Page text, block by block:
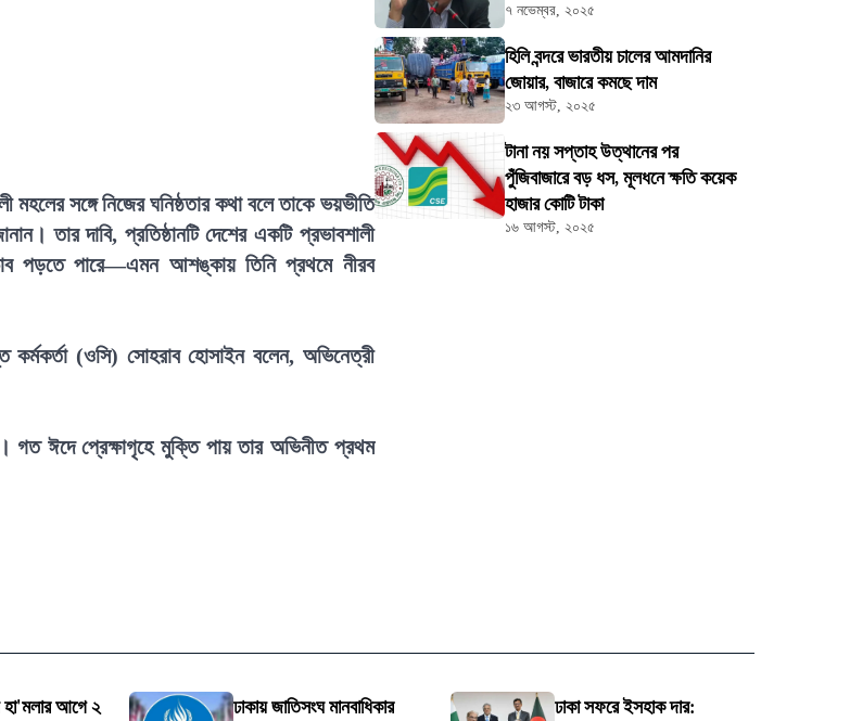
সঙ্গে নিজের ঘনিষ্ঠতার কথা বলে তাকে ভয়ভীতি
তার দাবি, প্রতিষ্ঠানটি দেশের একটি প্রভাবশালী
পড়তে পারে—এমন আশঙ্কায় তিনি প্রথমে নীরব
কর্মকর্তা (ওসি) সোহরাব হোসাইন বলেন, অভিনেত্রী
গত ঈদে প্রেক্ষাগৃহে মুক্তি পায় তার অভিনীত প্রথম
৭ নভেম্বর, ২০২৫
হিলি বন্দরে ভারতীয় চালের আমদানির
জোয়ার, বাজারে কমছে দাম
২৩ আগস্ট, ২০২৫
টানা নয় সপ্তাহ উত্থানের পর
পুঁজিবাজারে বড় ধস, মূলধনে ক্ষতি কয়েক
হাজার কোটি টাকা
১৬ আগস্ট, ২০২৫
হা'মলার আগে ২
ঢাকায় জাতিসংঘ মানবাধিকার
ঢাকা সফরে ইসহাক দার: